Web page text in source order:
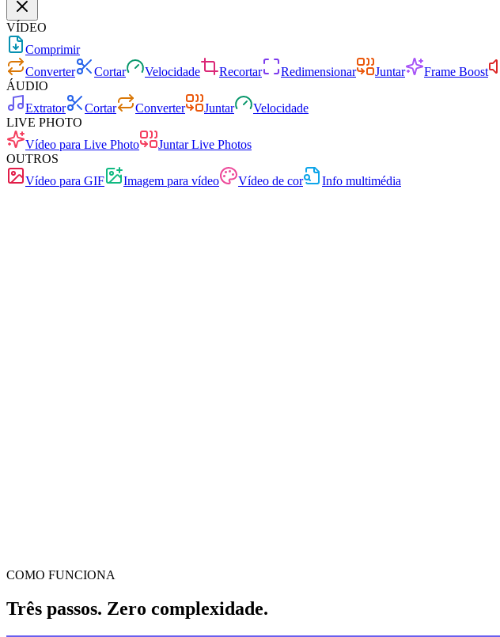
VÍDEO
Comprimir
Converter
Cortar Velocidade Recortar Redimensionar Juntar Frame Boost
ÁUDIO
Extrator
Cortar Converter Juntar
Velocidade
LIVE PHOTO
Vídeo para Live Photo
Juntar Live Photos
OUTROS
Vídeo para GIF
Imagem para vídeo Vídeo de cor
Info multimédia
COMO FUNCIONA
Três passos. Zero complexidade.